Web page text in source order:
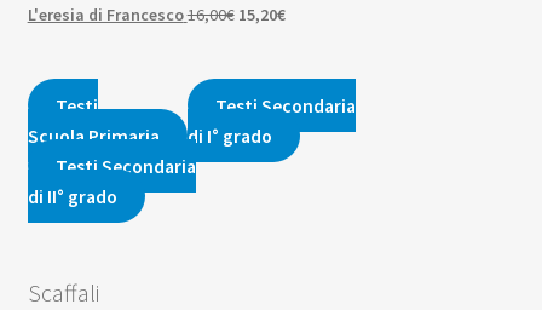
era: è:
originaleattuale
L'eresia di Francesco16,00€ Il
16,00€.
15,20€Il
15,20€.
Testi
Scuola Primaria
Testi Secondaria
di I° grado
Testi Secondaria
di II° grado
Scaffali